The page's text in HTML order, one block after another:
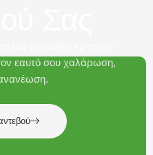
εαυτό σου χαλάρωση,